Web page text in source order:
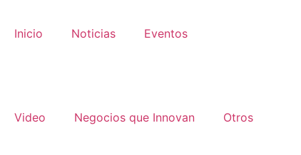
Inicio Noticias Eventos
Video Negocios que Innovan Otros